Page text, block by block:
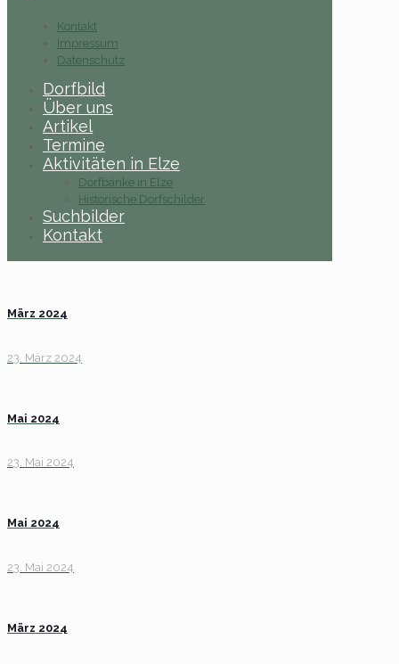
Kontakt
Impressum
Datenschutz
Dorfbild
Über uns
Artikel
Termine
Aktivitäten in Elze
Dorfbänke in Elze
Historische Dorfschilder
Suchbilder
Kontakt
März 2024
23. März 2024
Mai 2024
23. Mai 2024
Mai 2024
23. Mai 2024
März 2024